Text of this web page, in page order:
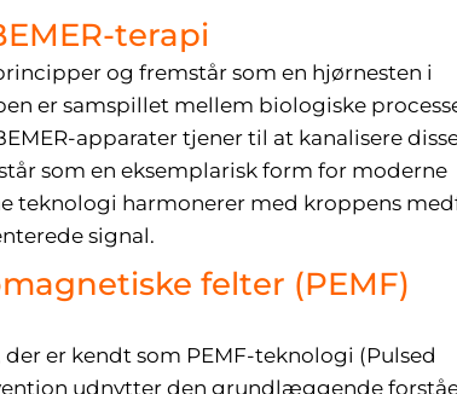
terapi
og fremstår som en hjørnesten i
er samspillet mellem biologiske
apparater tjener til at kanalisere
som en eksemplarisk form for moderne
teknologi harmonerer med kroppens
signal.
felter (PEMF)
der er kendt som PEMF-teknologi (Pulsed
udnytter den grundlæggende